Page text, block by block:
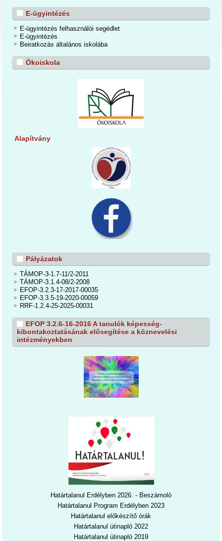
E-ügyintézés
E-ügyintézés felhasználói segédlet
E-ügyintézés
Beiratkozás általános iskolába
Ökoiskola
Alapítvány
Pályázatok
TÁMOP-3-1.7-11/2-2011
TÁMOP-3.1.4-08/2-2008
EFOP-3.2.3-17-2017-00035
EFOP-3.3.5-19-2020-00059
RRF-1.2.4-25-2025-00031
EFOP 3.2.6-16-2016 A tanulók képesség-
kibontakoztatásának elősegítése a köznevelési
intézményekben
Határtalanul Erdélyben 2026. - Beszámoló
Határtalanul Program Erdélyben 2023
Határtalanul előkészítő órák
Határtalanul útinapló 2022
Határtalanul útinapl ó 2019